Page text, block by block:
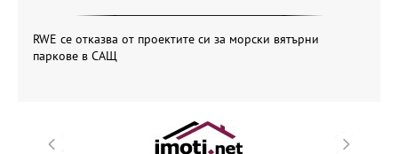
RWE се отказва от проектите си за морски вятърни
паркове в САЩ